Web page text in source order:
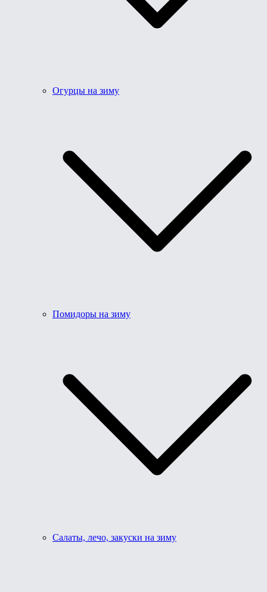
Огурцы на зиму
Помидоры на зиму
Салаты, лечо, закуски на зиму